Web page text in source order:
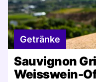
Getränke
Sauvignon
Weisswein-